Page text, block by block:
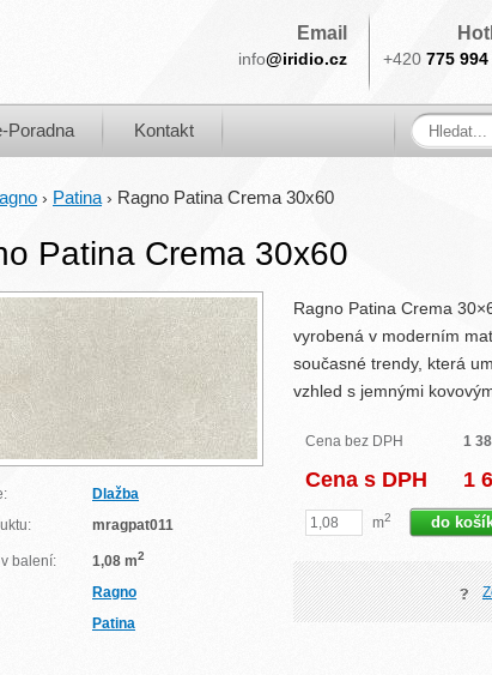
Email
info@iridio.cz +420 775 994
Poradna Kontakt
› Patina › Ragno Patina Crema 30x60
Patina Crema 30x60
Dlažba
mragpat011
balení: 1,08 m2
Ragno
Patina
Ragno Patina Crema
vyrobená v moderním
současné trendy, která
vzhled s jemnými
Cena bez DPH 1
Cena s DPH 1
m2